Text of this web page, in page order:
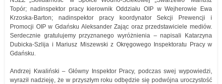
Topór; nadinspektor pracy kierownik Oddziału OIP w Wejherowie Ewa
Krzoska-Barton; nadinspektor pracy koordynator Sekcji Prewencji i
Promocji OIP w Gdańsku Aleksander Zając oraz przedstawiciele mediów.
Serdecznie gratulujemy przyznanego wyróżnienia – napisali Katarzyna
Dubicka-Szlija i Mariusz Miszewski z Okręgowego Inspektoratu Pracy w
Gdańsku.
Andrzej Kwaliński – Główny Inspektor Pracy, podczas swej wypowiedzi,
wyraził nadzieję, że w przyszłym roku odbędzie się podwójna uroczystość